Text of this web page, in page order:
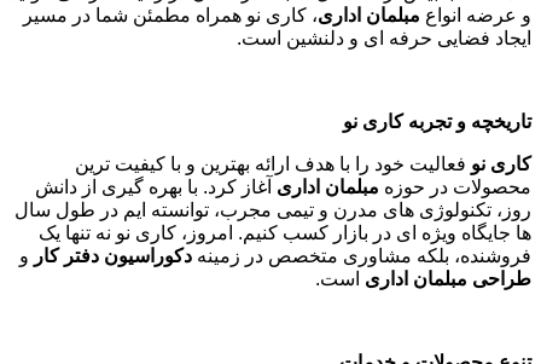
کاری نو
فعالیت خود را با هدف ارائه بهترین و با کیفیت ترین
محصولات در حوزهمبلمان اداری
روز، تکنولوژی های مدرن و تیمی مجرب، توانسته ایم در طول سال
ها جایگاه ویژه ای در بازار کسب کنیم. امروز، کاری نو نه تنها یک
فروشنده، بلکه مشاوری متخصص در زمینهدکوراسیون دفتر کار و
طراحی مبلمان اداریاست.
تنوع بی نظیر در انواع مبل و میز اداری